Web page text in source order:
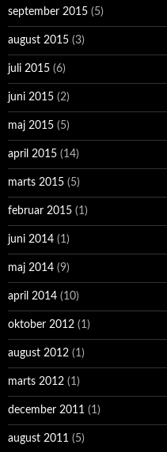
september 2015 (5)
august 2015 (3)
juli 2015 (6)
juni 2015 (2)
maj 2015 (5)
april 2015 (14)
marts 2015 (5)
februar 2015 (1)
juni 2014 (1)
maj 2014 (9)
april 2014 (10)
oktober 2012 (1)
august 2012 (1)
marts 2012 (1)
december 2011 (1)
august 2011 (5)